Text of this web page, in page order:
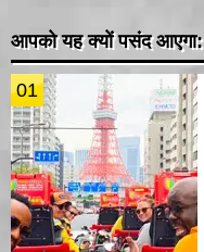
आपको यह क्यों पसंद आएगा:
01